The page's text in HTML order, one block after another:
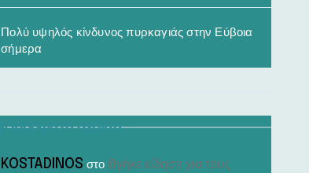
Πολύ υψηλός κίνδυνος πυρκαγιάς στην Εύβοια
σήμερα
Πρόσφατα σχόλια
KOSTADINOS στο Βγήκε είδηση για τους